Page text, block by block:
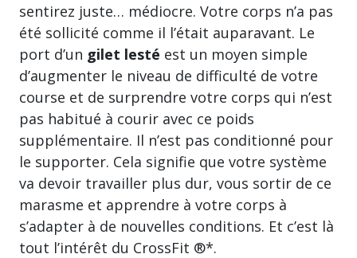
sentirez juste… médiocre. Votre corps n’a pas
été sollicité comme il l’était auparavant. Le
port d’un gilet lesté est un moyen simple
d’augmenter le niveau de difficulté de votre
course et de surprendre votre corps qui n’est
pas habitué à courir avec ce poids
supplémentaire. Il n’est pas conditionné pour
le supporter. Cela signifie que votre système
va devoir travailler plus dur, vous sortir de ce
marasme et apprendre à votre corps à
s’adapter à de nouvelles conditions. Et c’est là
tout l’intérêt du CrossFit ®*.